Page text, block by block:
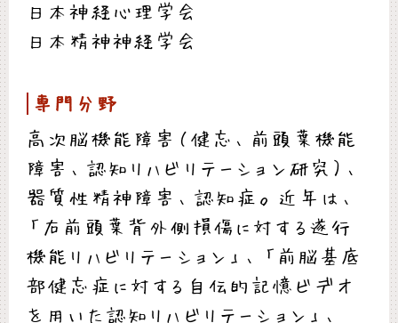
日本神経心理学会
日本精神神経学会
専門分野
高次脳機能障害（健忘、前頭葉機能
障害、認知リハビリテーション研究）、
器質性精神障害、認知症。近年は、
「右前頭葉背外側損傷に対する遂行
機能リハビリテーション」、「前脳基底
部健忘症に対する自伝的記憶ビデオ
を用いた認知リハビリテーション」、